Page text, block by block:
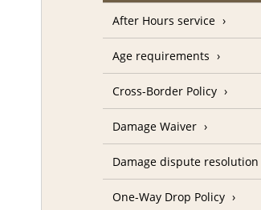
After Hours service
Age requirements
Cross-Border Policy
Damage Waiver
Damage dispute resolution
One-Way Drop Policy